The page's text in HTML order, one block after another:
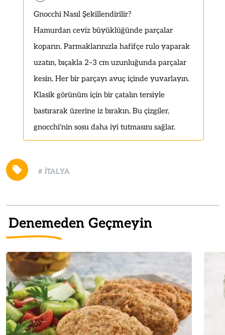
Gnocchi Nasıl Şekillendirilir?
Hamurdan ceviz büyüklüğünde parçalar
koparın. Parmaklarınızla hafifçe rulo yaparak
uzatın, bıçakla 2–3 cm uzunluğunda parçalar
kesin. Her bir parçayı avuç içinde yuvarlayın.
Klasik görünüm için bir çatalın tersiyle
bastırarak üzerine iz bırakın. Bu çizgiler,
gnocchi'nin sosu daha iyi tutmasını sağlar.
# İTALYA
Denemeden Geçmeyin